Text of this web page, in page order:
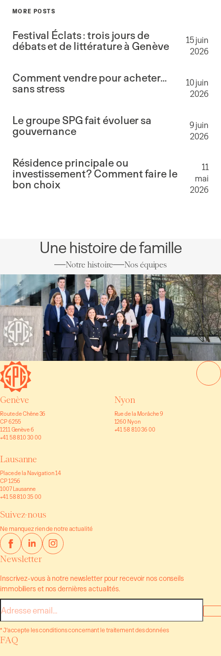
MORE POSTS
Festival Éclats : trois jours de
débats et de littérature à Genève
15 juin
2026
Comment vendre pour acheter…
sans stress
10 juin
2026
Le groupe SPG fait évoluer sa
gouvernance
9 juin
2026
Résidence principale ou
investissement? Comment faire le
bon choix
11
mai
2026
Une histoire de famille
Notre histoire Nos équipes
Genève
Route de Chêne 36
CP 6255
1211 Genève 6
+41 58 810 30 00
Nyon
Rue de la Morâche 9
1260 Nyon
+41 58 810 36 00
Lausanne
Place de la Navigation 14
CP 1256
1007 Lausanne
+41 58 810 35 00
Suivez-nous
Ne manquez rien de notre actualité
Newsletter
Inscrivez-vous à notre newsletter pour recevoir nos conseils
immobiliers et nos dernières actualités.
E-
mail
* J’accepte les conditions concernant le traitement des données
FAQ